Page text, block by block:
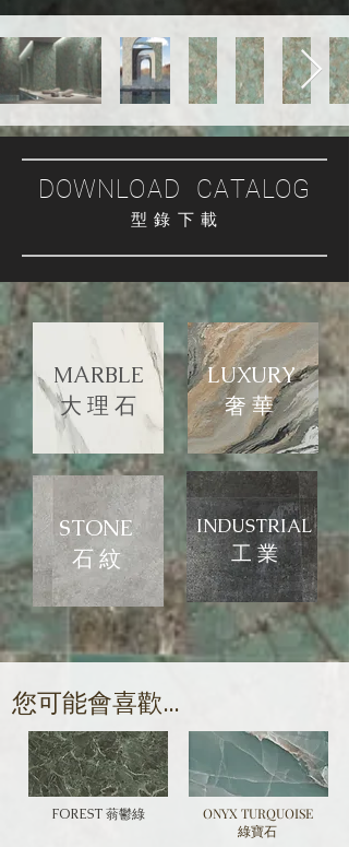
DOWNLOAD CATALOG
型 錄 下 載
MARBLE
大 理 石
STONE
石 紋
LUXURY
​奢 華
INDUSTRIAL
​工 業
​您可能會喜歡...
FOREST 蓊鬱綠
ONYX TURQUOISE
綠寶石